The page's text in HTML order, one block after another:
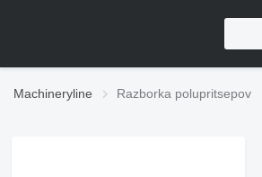
Machineryline Razborka polupritsepov